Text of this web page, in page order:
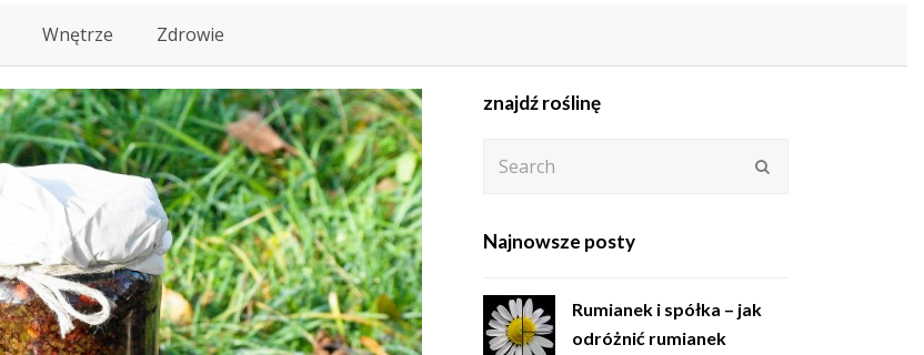
Wnętrze Zdrowie
znajdź roślinę
Najnowsze posty
Rumianek i spółka – jak
odróżnić rumianek